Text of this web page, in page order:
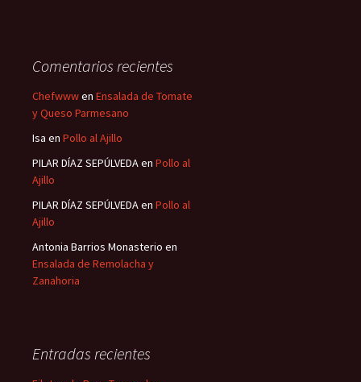
Comentarios recientes
Chefwwwen Ensalada de Tomate
y Queso Parmesano
Isa en Pollo al Ajillo
PILAR DÍAZ SEPÚLVEDAen Pollo al
Ajillo
PILAR DÍAZ SEPÚLVEDAen Pollo al
Ajillo
Antonia Barrios Monasterio en
Ensalada de Remolacha y
Zanahoria
Entradas recientes